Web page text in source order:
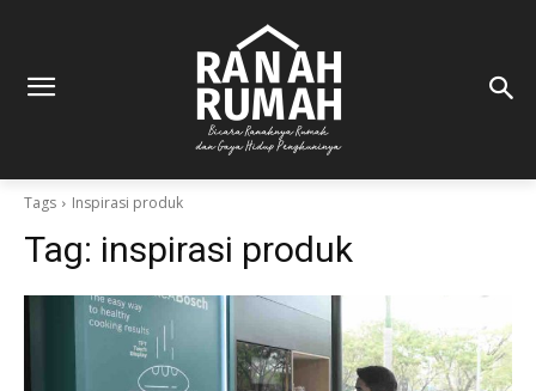
Tags Inspirasi produk
Tag: inspirasi produk